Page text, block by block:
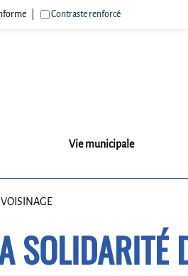
Contraste renforcé
Vie municipale
SOLIDARITÉ